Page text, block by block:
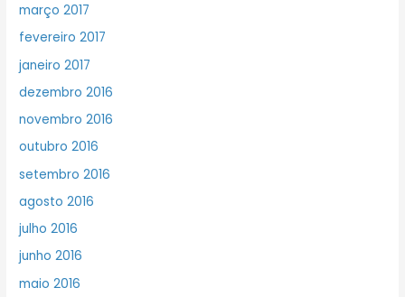
março 2017
fevereiro 2017
janeiro 2017
dezembro 2016
novembro 2016
outubro 2016
setembro 2016
agosto 2016
julho 2016
junho 2016
maio 2016